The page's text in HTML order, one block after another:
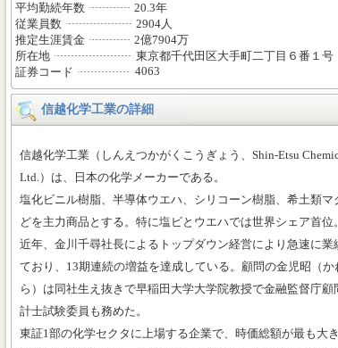
平均勤続年数
20.3年
従業員数
2904人
推定生涯賃金
2億7904万
所在地
東京都千代田区大手町二丁目６番１号
証券コード
4063
信越化学工業の詳細
信越化学工業（しんえつかがくこうぎょう、Shin-Etsu
Ltd.）は、日本の化学メーカーである。
塩化ビニル樹脂、半導体ウエハ、シリコーン樹脂、希土類マ
どを主力商品とする。特に塩ビとウエハでは世界シェア首位。
近年、金川千尋社長によるトップダウン経営により急速に業
ており、13期連続の増益を達成している。顧問の金児昭（か
ら）は同社生え抜きで早稲田大学大学院教授で金融監督庁顧
計士試験委員も務めた。
東証1部の化学セクタに上場する企業で、時価総額が最も大き